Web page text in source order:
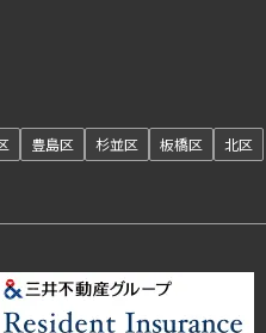
豊島区 杉並区 板橋区
北区